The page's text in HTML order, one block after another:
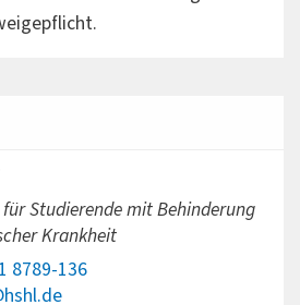
Studierende mit Behinderung
Krankheit
8789-136